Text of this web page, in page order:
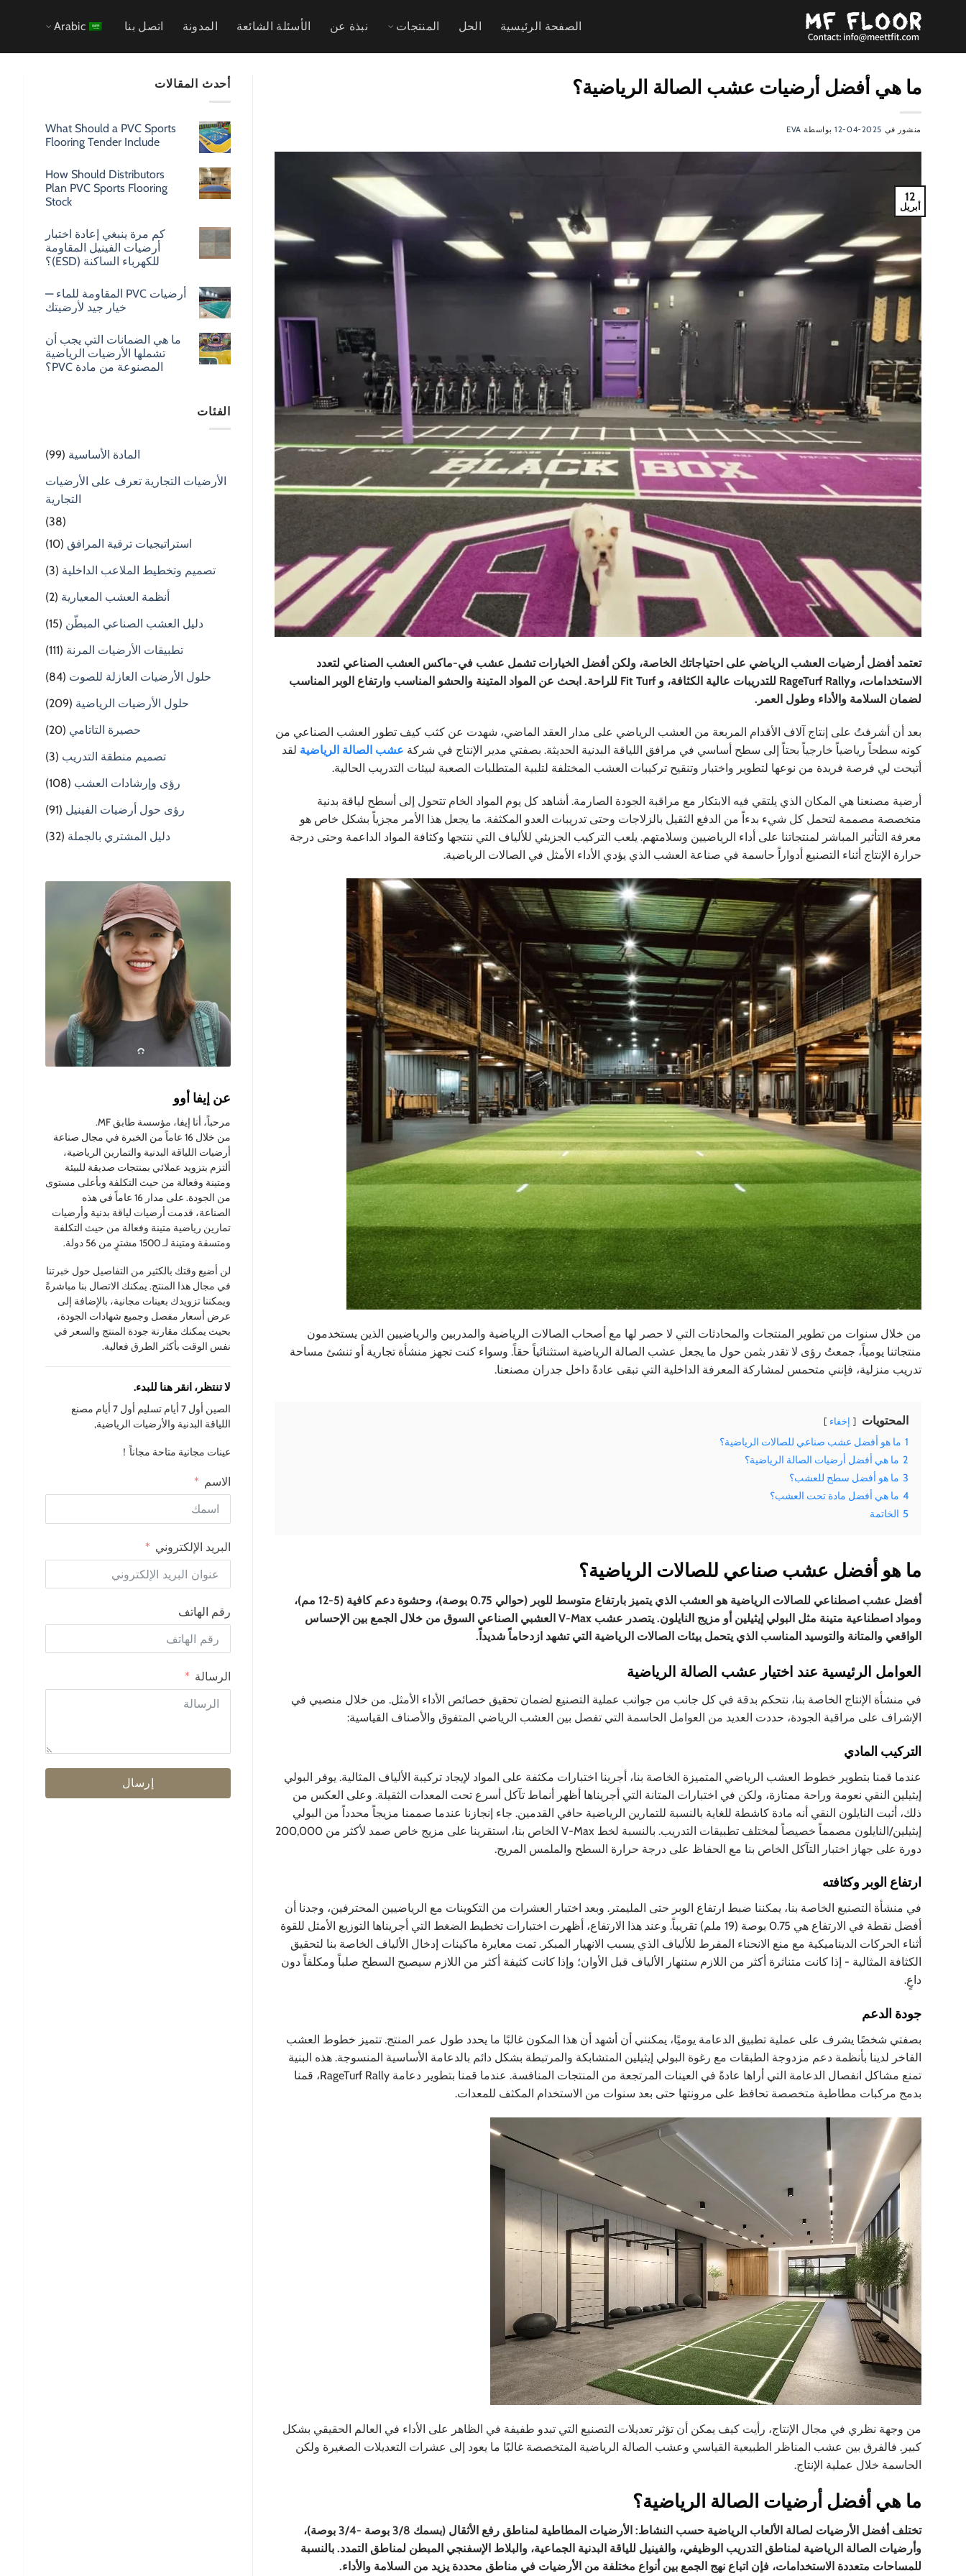
الصفحة الرئيسية الحل المنتجات نبذة عن الأسئلة الشائعة المدونة اتصل بنا Arabic
ما هي أفضل أرضيات عشب الصالة الرياضية؟
منشور في 2025-04-12 بواسطة EVA
12
أبريل
تعتمد أفضل أرضيات العشب الرياضي على احتياجاتك الخاصة، ولكن أفضل الخيارات تشمل عشب في-ماكس العشب الصناعي لتعدد
الاستخدامات، وRageTurf Rally للتدريبات عالية الكثافة، و Fit Turf للراحة. ابحث عن المواد المتينة والحشو المناسب وارتفاع الوبر المناسب
لضمان السلامة والأداء وطول العمر.
بعد أن أشرفتُ على إنتاج آلاف الأقدام المربعة من العشب الرياضي على مدار العقد الماضي، شهدت عن كثب كيف تطور العشب الصناعي من
كونه سطحاً رياضياً خارجياً بحتاً إلى سطح أساسي في مرافق اللياقة البدنية الحديثة. بصفتي مدير الإنتاج في شركة عشب الصالة الرياضية لقد
أتيحت لي فرصة فريدة من نوعها لتطوير واختبار وتنقيح تركيبات العشب المختلفة لتلبية المتطلبات الصعبة لبيئات التدريب الحالية.
أرضية مصنعنا هي المكان الذي يلتقي فيه الابتكار مع مراقبة الجودة الصارمة. أشاهد كل يوم المواد الخام تتحول إلى أسطح لياقة بدنية
متخصصة مصممة لتحمل كل شيء بدءاً من الدفع الثقيل بالزلاجات وحتى تدريبات العدو المكثفة. ما يجعل هذا الأمر مجزياً بشكل خاص هو
معرفة التأثير المباشر لمنتجاتنا على أداء الرياضيين وسلامتهم. يلعب التركيب الجزيئي للألياف التي ننتجها وكثافة المواد الداعمة وحتى درجة
حرارة الإنتاج أثناء التصنيع أدواراً حاسمة في صناعة العشب الذي يؤدي الأداء الأمثل في الصالات الرياضية.
من خلال سنوات من تطوير المنتجات والمحادثات التي لا حصر لها مع أصحاب الصالات الرياضية والمدربين والرياضيين الذين يستخدمون
منتجاتنا يومياً، جمعتُ رؤى لا تقدر بثمن حول ما يجعل عشب الصالة الرياضية استثنائياً حقاً. وسواء كنت تجهز منشأة تجارية أو تنشئ مساحة
تدريب منزلية، فإنني متحمس لمشاركة المعرفة الداخلية التي تبقى عادةً داخل جدران مصنعنا.
المحتويات إخفاء
1 ما هو أفضل عشب صناعي للصالات الرياضية؟
2 ما هي أفضل أرضيات الصالة الرياضية؟
3 ما هو أفضل سطح للعشب؟
4 ما هي أفضل مادة تحت العشب؟
5 الخاتمة
ما هو أفضل عشب صناعي للصالات الرياضية؟
أفضل عشب اصطناعي للصالات الرياضية هو العشب الذي يتميز بارتفاع متوسط للوبر (حوالي 0.75 بوصة)، وحشوة دعم كافية (5-12 مم)،
ومواد اصطناعية متينة مثل البولي إيثيلين أو مزيج النايلون. يتصدر عشب V-Max العشبي الصناعي السوق من خلال الجمع بين الإحساس
الواقعي والمتانة والتوسيد المناسب الذي يتحمل بيئات الصالات الرياضية التي تشهد ازدحاماً شديداً.
العوامل الرئيسية عند اختيار عشب الصالة الرياضية
في منشأة الإنتاج الخاصة بنا، نتحكم بدقة في كل جانب من جوانب عملية التصنيع لضمان تحقيق خصائص الأداء الأمثل. من خلال منصبي في
الإشراف على مراقبة الجودة، حددت العديد من العوامل الحاسمة التي تفصل بين العشب الرياضي المتفوق والأصناف القياسية:
التركيب المادي
عندما قمنا بتطوير خطوط العشب الرياضي المتميزة الخاصة بنا، أجرينا اختبارات مكثفة على المواد لإيجاد تركيبة الألياف المثالية. يوفر البولي
إيثيلين النقي نعومة وراحة ممتازة، ولكن في اختبارات المتانة التي أجريناها أظهر أنماط تآكل أسرع تحت المعدات الثقيلة. وعلى العكس من
ذلك، أثبت النايلون النقي أنه مادة كاشطة للغاية بالنسبة للتمارين الرياضية حافي القدمين. جاء إنجازنا عندما صممنا مزيجاً محدداً من البولي
إيثيلين/النايلون مصمماً خصيصاً لمختلف تطبيقات التدريب. بالنسبة لخط V-Max الخاص بنا، استقرينا على مزيج خاص صمد لأكثر من 200,000
دورة على جهاز اختبار التآكل الخاص بنا مع الحفاظ على درجة حرارة السطح والملمس المريح.
ارتفاع الوبر وكثافته
في منشأة التصنيع الخاصة بنا، يمكننا ضبط ارتفاع الوبر حتى المليمتر. وبعد اختبار العشرات من التكوينات مع الرياضيين المحترفين، وجدنا أن
أفضل نقطة في الارتفاع هي 0.75 بوصة (19 ملم) تقريباً. وعند هذا الارتفاع، أظهرت اختبارات تخطيط الضغط التي أجريناها التوزيع الأمثل للقوة
أثناء الحركات الديناميكية مع منع الانحناء المفرط للألياف الذي يسبب الانهيار المبكر. تمت معايرة ماكينات إدخال الألياف الخاصة بنا لتحقيق
الكثافة المثالية - إذا كانت متناثرة أكثر من اللازم ستنهار الألياف قبل الأوان؛ وإذا كانت كثيفة أكثر من اللازم سيصبح السطح صلباً ومكلفاً دون
داعٍ.
جودة الدعم
بصفتي شخصًا يشرف على عملية تطبيق الدعامة يوميًا، يمكنني أن أشهد أن هذا المكون غالبًا ما يحدد طول عمر المنتج. تتميز خطوط العشب
الفاخر لدينا بأنظمة دعم مزدوجة الطبقات مع رغوة البولي إيثيلين المتشابكة والمرتبطة بشكل دائم بالدعامة الأساسية المنسوجة. هذه البنية
تمنع مشاكل انفصال الدعامة التي أراها عادةً في العينات المرتجعة من المنتجات المنافسة. عندما قمنا بتطوير دعامة RageTurf Rally، قمنا
بدمج مركبات مطاطية متخصصة تحافظ على مرونتها حتى بعد سنوات من الاستخدام المكثف للمعدات.
من وجهة نظري في مجال الإنتاج، رأيت كيف يمكن أن تؤثر تعديلات التصنيع التي تبدو طفيفة في الظاهر على الأداء في العالم الحقيقي بشكل
كبير. فالفرق بين عشب المناظر الطبيعية القياسي وعشب الصالة الرياضية المتخصصة غالبًا ما يعود إلى عشرات التعديلات الصغيرة ولكن
الحاسمة خلال عملية الإنتاج.
ما هي أفضل أرضيات الصالة الرياضية؟
تختلف أفضل الأرضيات لصالة الألعاب الرياضية حسب النشاط: الأرضيات المطاطية لمناطق رفع الأثقال (بسمك 3/8 بوصة -3/4 بوصة)،
وأرضيات الصالة الرياضية لمناطق التدريب الوظيفي، والفينيل للياقة البدنية الجماعية، والبلاط الإسفنجي المبطن لمناطق التمدد. بالنسبة
للمساحات متعددة الاستخدامات، فإن اتباع نهج الجمع بين أنواع مختلفة من الأرضيات في مناطق محددة يزيد من السلامة والأداء.
أحدث المقالات
What Should a PVC Sports
Flooring Tender Include
How Should Distributors
Plan PVC Sports Flooring
Stock
كم مرة ينبغي إعادة اختبار
أرضيات الفينيل المقاومة
للكهرباء الساكنة (ESD)؟
أرضيات PVC المقاومة للماء —
خيار جيد لأرضيتك
ما هي الضمانات التي يجب أن
تشملها الأرضيات الرياضية
المصنوعة من مادة PVC؟
الفئات
المادة الأساسية (99)
الأرضيات التجارية تعرف على الأرضيات
التجارية
(38)
استراتيجيات ترقية المرافق (10)
تصميم وتخطيط الملاعب الداخلية (3)
أنظمة العشب المعيارية (2)
دليل العشب الصناعي المبطّن (15)
تطبيقات الأرضيات المرنة (111)
حلول الأرضيات العازلة للصوت (84)
حلول الأرضيات الرياضية (209)
حصيرة التاتامي (20)
تصميم منطقة التدريب (3)
رؤى وإرشادات العشب (108)
رؤى حول أرضيات الفينيل (91)
دليل المشتري بالجملة (32)
عن إيفا أوو
مرحباً، أنا إيفا، مؤسسة طابق MF.
من خلال 16 عاماً من الخبرة في مجال صناعة
أرضيات اللياقة البدنية والتمارين الرياضية،
ألتزم بتزويد عملائي بمنتجات صديقة للبيئة
ومتينة وفعالة من حيث التكلفة وبأعلى مستوى
من الجودة. على مدار 16 عاماً في هذه
الصناعة، قدمت أرضيات لياقة بدنية وأرضيات
تمارين رياضية متينة وفعالة من حيث التكلفة
ومتسقة ومتينة لـ 1500 مشترٍ من 56 دولة.
لن أضيع وقتك بالكثير من التفاصيل حول خبرتنا
في مجال هذا المنتج. يمكنك الاتصال بنا مباشرةً
ويمكننا تزويدك بعينات مجانية، بالإضافة إلى
عرض أسعار مفصل وجميع شهادات الجودة،
بحيث يمكنك مقارنة جودة المنتج والسعر في
نفس الوقت بأكثر الطرق فعالية.
لا تنتظر، انقر هنا للبدء.
الصين أول 7 أيام تسليم أول 7 أيام مصنع
اللياقة البدنية والأرضيات الرياضية,
عينات مجانية متاحة مجاناً！
الاسم
البريد الإلكتروني
رقم الهاتف
الرسالة
إرسال